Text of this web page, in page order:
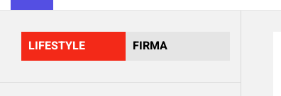
LIFESTYLE FIRMA